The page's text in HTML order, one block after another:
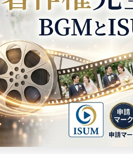
ビーの写真枚数｜
・1枚あたり秒数・
対策の早見表
結婚式プロフィ
ガイド｜BGM
オープニングムー
ホームな感動演出
結婚式オープニ
選び完全ガイド
料比較・カス
おすすめの
曲とISUM著作権ガ
結婚式エンドロ
著作権と選曲ガ